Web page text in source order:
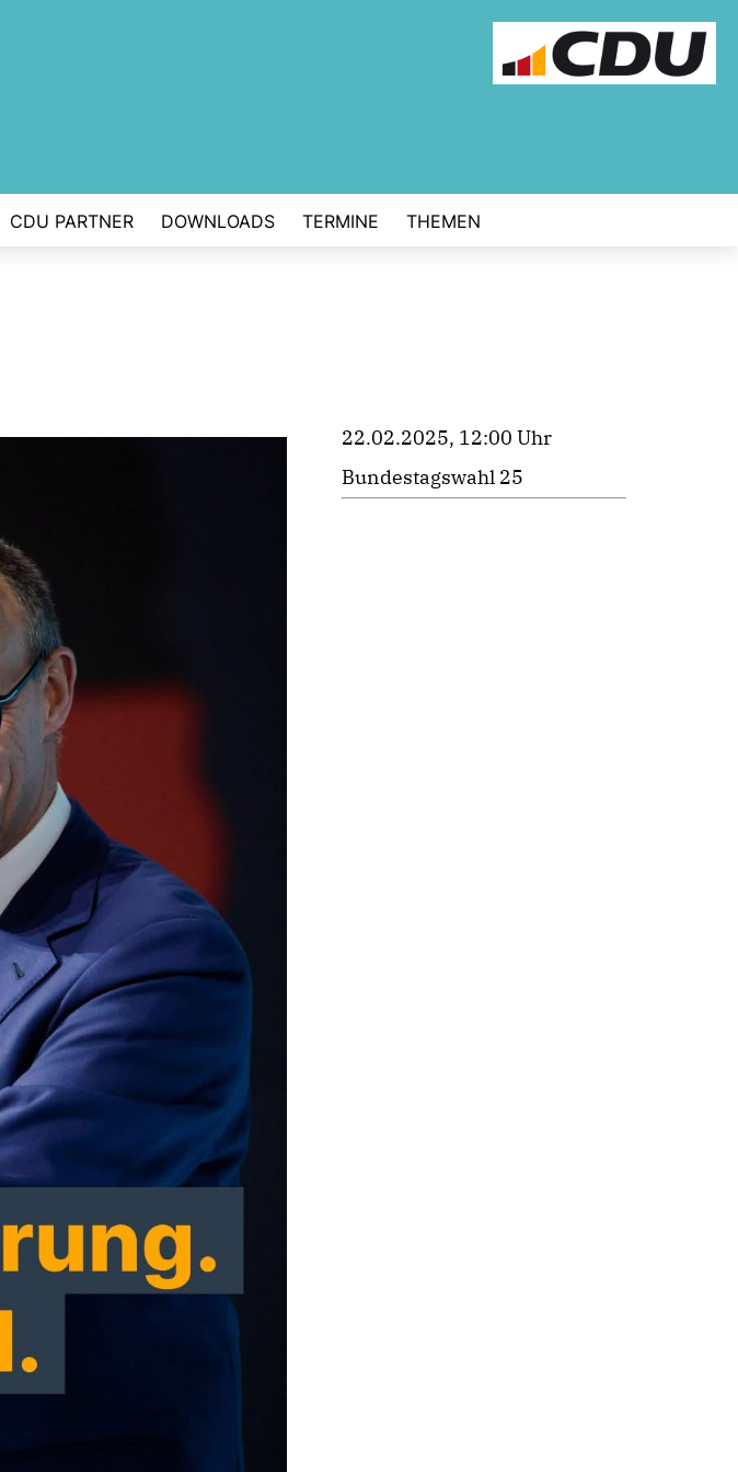
CDU PARTNER DOWNLOADS TERMINE THEMEN
22.02.2025, 12:00 Uhr
Bundestagswahl 25